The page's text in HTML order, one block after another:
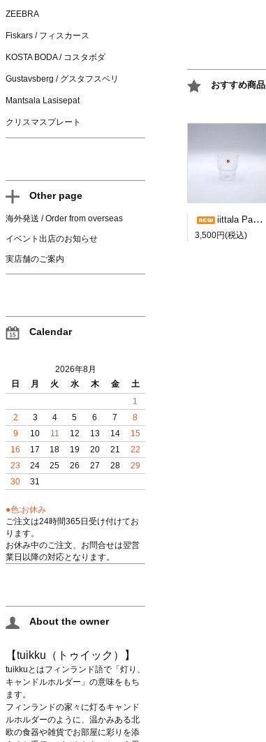
おすすめ商品
iittala Paadar ショットグラス a
3,500円(税込)
ZEEBRA
Fiskars / フィスカース
KOSTA BODA / コスタボダ
Gustavsberg / グスタフスベリ
Mantsala Lasisepat
クリスマスプレート
Other page
海外発送 / Order from overseas
イベント出店のお知らせ
実店舗のご案内
Calendar
2026年8月
日
月 火 水 木 金
土
1
2
3 4 5 6 7
8
9
10 11 12 13 14
15
16
17 18 19 20 21
22
23
24 25 26 27 28
29
30
31
●色:お休み
ご注文は24時間365日受け付けてお
ります。
お休み中のご注文、お問合せは翌営
業日以降の対応となります。
About the owner
【tuikku（トゥイック）】
tuikkuとはフィンランド語で「灯り、
キャンドルホルダー」の意味をもち
ます。
フィンランドの家々に灯るキャンド
ルホルダーのように、温かみある北
欧の食器や雑貨でお部屋に彩りを添